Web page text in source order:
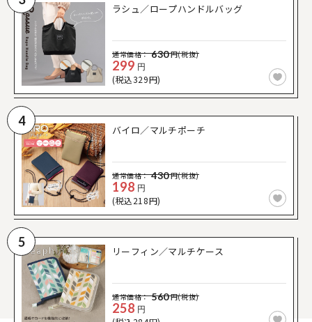
ラシュ／ロープハンドルバッグ
通常価格： 630円(税抜)
299 円
(税込329円)
4
バイロ／マルチポーチ
通常価格： 430円(税抜)
198 円
(税込218円)
5
リーフィン／マルチケース
通常価格： 560円(税抜)
258 円